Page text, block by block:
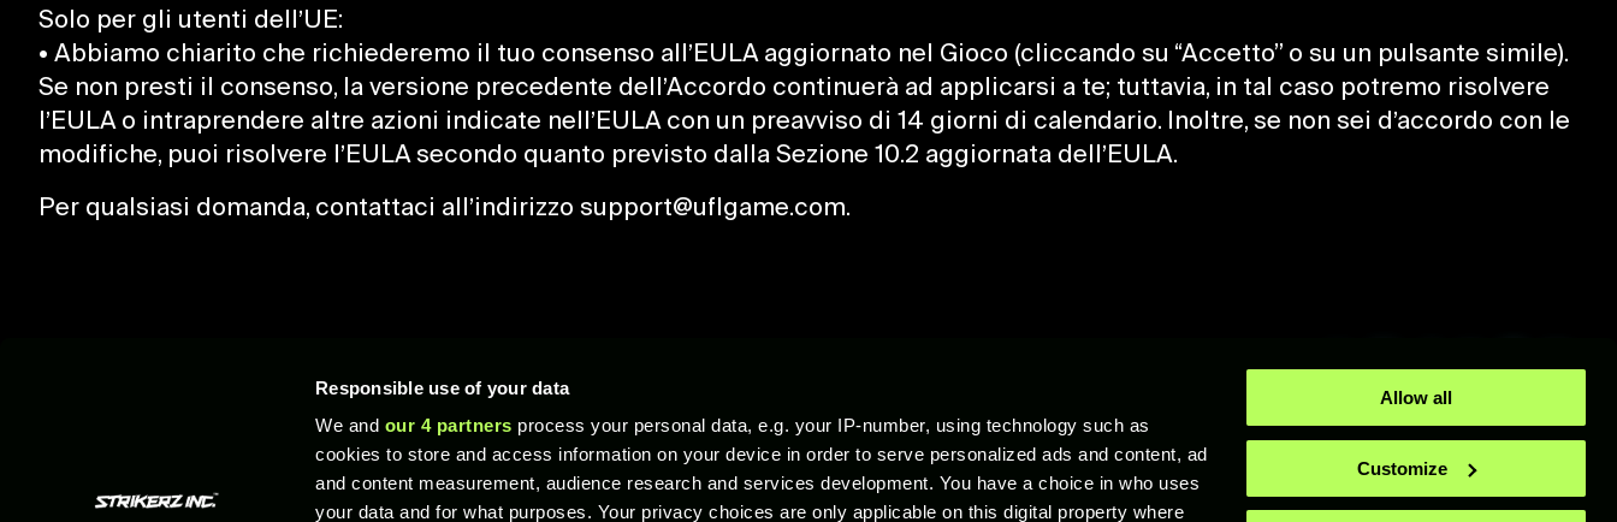
Responsible use of your data
We and our 4 partners process your personal data, e.g. your IP-number, using technology such as
cookies to store and access information on your device in order to serve personalized ads and content, ad
and content measurement, audience research and services development. You have a choice in who uses
your data and for what purposes. Your privacy choices are only applicable on this digital property where
Allow all
Customize
Solo per gli utenti dell’UE:
• Abbiamo chiarito che richiederemo il tuo consenso all’EULA aggiornato nel Gioco (cliccando su “Accetto” o su un pulsante simile).
Se non presti il consenso, la versione precedente dell’Accordo continuerà ad applicarsi a te; tuttavia, in tal caso potremo risolvere
l’EULA o intraprendere altre azioni indicate nell’EULA con un preavviso di 14 giorni di calendario. Inoltre, se non sei d’accordo con le
modifiche, puoi risolvere l’EULA secondo quanto previsto dalla Sezione 10.2 aggiornata dell’EULA.
Per qualsiasi domanda, contattaci all’indirizzo support@uflgame.com.
© 2026 XTEN Limited. Tutti i diritti riservati. STRIKERZ Inc., STRZ, UFL, e i relativi loghi sono marchi commerciali o marchi registrati di XTEN Limited.Unreal® è un marchio commerciale o un marchio registrato di Epic Games, Inc. negli Stati
Uniti d’America e nel resto del mondo."PlayStation Family Mark”, "PlayStation" e "PlayStation Store" sono marchi commerciali o marchi registrati di Sony Interactive Entertainment Inc.Xbox, Xbox Sphere e Xbox Store sono marchi commerciali
del gruppo di società Microsoft.Apple, il logo Apple e App Store sono marchi commerciali di Apple Inc., registrati negli Stati Uniti e in altri Paesi.Google Play e il logo Google Play sono marchi commerciali di Google LLC.Tutti gli altri diritti
d'autore e marchi commerciali appartengono ai rispettivi proprietari.